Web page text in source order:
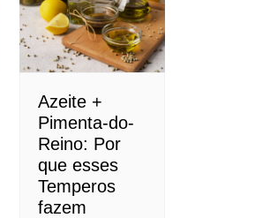
Azeite +
Pimenta-do-
Reino: Por
que esses
Temperos
fazem